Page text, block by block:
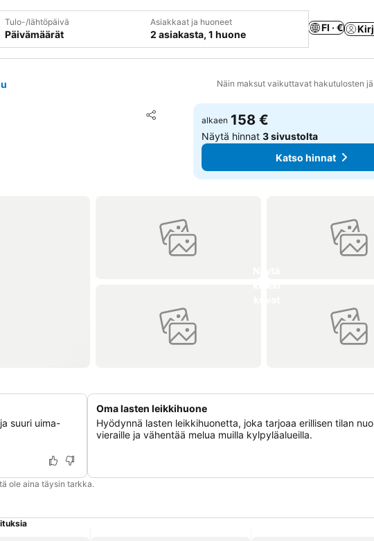
Tulo-/lähtöpäivä
Päivämäärät
Asiakkaat ja huoneet
2 asiakasta, 1 huone
FI · €
Näin maksut vaikuttavat hakutulosten
Jaa
Lisää suosikkeihin
alkaen 158 €
Näytä hinnat3 sivustolta
Katso hinnat
suuri uima-
Oma lasten leikkihuone
Hyödynnä lasten leikkihuonetta, joka tarjoaa erillisen tilan
vieraille ja vähentää melua muilla kylpyläalueilla.
ole aina täysin tarkka.